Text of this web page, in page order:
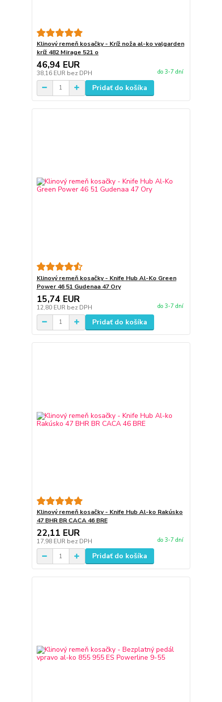
Klinový remeň kosačky - Kríž noža al-ko valgarden
kríž 482 Mirage 521 o
46,94 EUR
38,16 EUR bez DPH do 3-7 dní
Pridať do košíka
Klinový remeň kosačky - Knife Hub Al-Ko Green
Power 46 51 Gudenaa 47 Ory
15,74 EUR
12,80 EUR bez DPH do 3-7 dní
Pridať do košíka
Klinový remeň kosačky - Knife Hub Al-ko Rakúsko
47 BHR BR CACA 46 BRE
22,11 EUR
17,98 EUR bez DPH do 3-7 dní
Pridať do košíka